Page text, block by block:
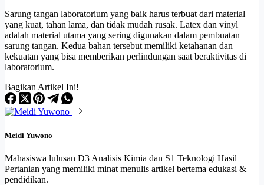
Sarung tangan laboratorium yang baik harus terbuat dari material
yang kuat, tahan lama, dan tidak mudah rusak. Latex dan vinyl
adalah material utama yang sering digunakan dalam pembuatan
sarung tangan. Kedua bahan tersebut memiliki ketahanan dan
kekuatan yang bisa memberikan perlindungan saat beraktivitas di
laboratorium.
Bagikan Artikel Ini!
Meidi Yuwono
Mahasiswa lulusan D3 Analisis Kimia dan S1 Teknologi Hasil
Pertanian yang memiliki minat menulis artikel bertema edukasi &
pendidikan.